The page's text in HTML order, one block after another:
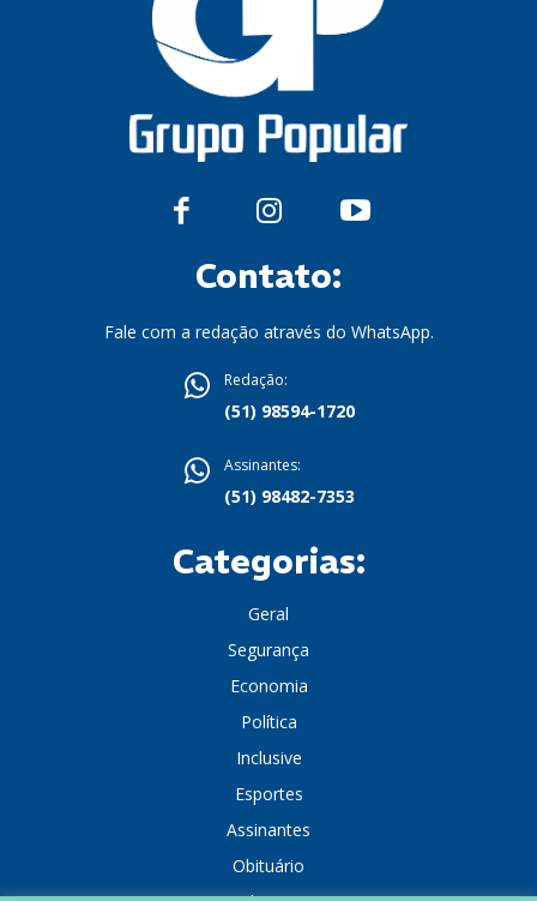
Contato:
Fale com a redação através do WhatsApp.
Redação:
(51) 98594-1720
Assinantes:
(51) 98482-7353
Categorias:
Geral
Segurança
Economia
Política
Inclusive
Esportes
Assinantes
Obituário